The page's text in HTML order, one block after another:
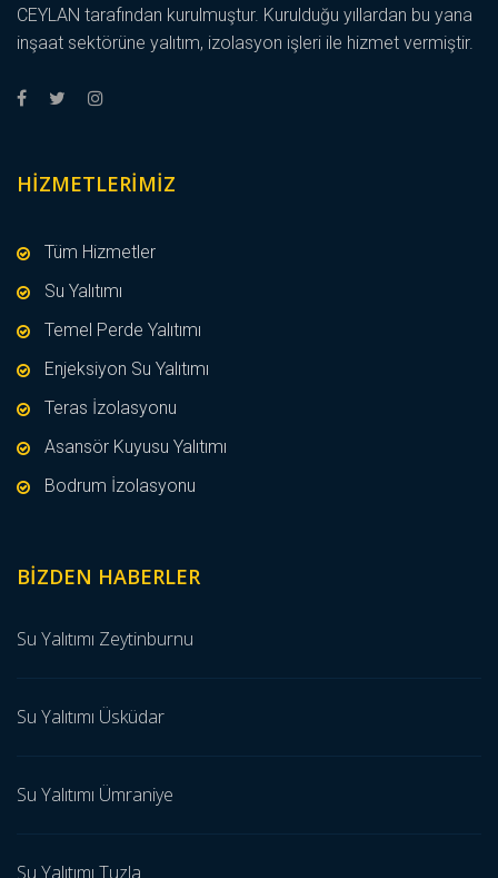
CEYLAN tarafından kurulmuştur. Kurulduğu yıllardan bu yana
inşaat sektörüne yalıtım, izolasyon işleri ile hizmet vermiştir.
HIZMETLERIMIZ
Tüm Hizmetler
Su Yalıtımı
Temel Perde Yalıtımı
Enjeksiyon Su Yalıtımı
Teras İzolasyonu
Asansör Kuyusu Yalıtımı
Bodrum İzolasyonu
BIZDEN HABERLER
Su Yalıtımı Zeytinburnu
Su Yalıtımı Üsküdar
Su Yalıtımı Ümraniye
Su Yalıtımı Tuzla